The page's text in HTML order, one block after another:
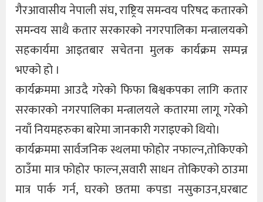
गैरआवासीय नेपाली संघ, राष्ट्रिय समन्वय परिषद कतारको
समन्वय साथै कतार सरकारको नगरपालिका मन्त्रालयको
सहकार्यमा आइतबार सचेतना मुलक कार्यक्रम सम्पन्न
भएको हो ।
कार्यक्रममा आउदै गरेको फिफा बिश्वकपका लागि कतार
सरकारको नगरपालिका मन्त्रालयले कतारमा लागू गरेको
नयाँ नियमहरुका बारेमा जानकारी गराइएको थियो।
कार्यक्रममा सार्वजनिक स्थलमा फोहोर नफाल्न,तोकिएको
ठाउँमा मात्र फोहोर फाल्न,सवारी साधन तोकिएको ठाउमा
मात्र पार्क गर्न, घरको छतमा कपडा नसुकाउन,घरबाट